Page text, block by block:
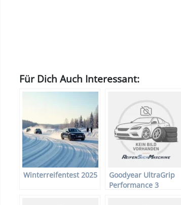
Für Dich Auch Interessant:
Winterreifentest 2025
Goodyear UltraGrip
Performance 3